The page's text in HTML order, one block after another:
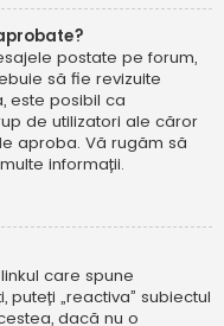
postate pe forum,
să fie revizuite
este posibil ca
de utilizatori ale căror
aproba. Vă rugăm să
informații.
care spune
puteți „reactiva” subiectul
dacă nu o